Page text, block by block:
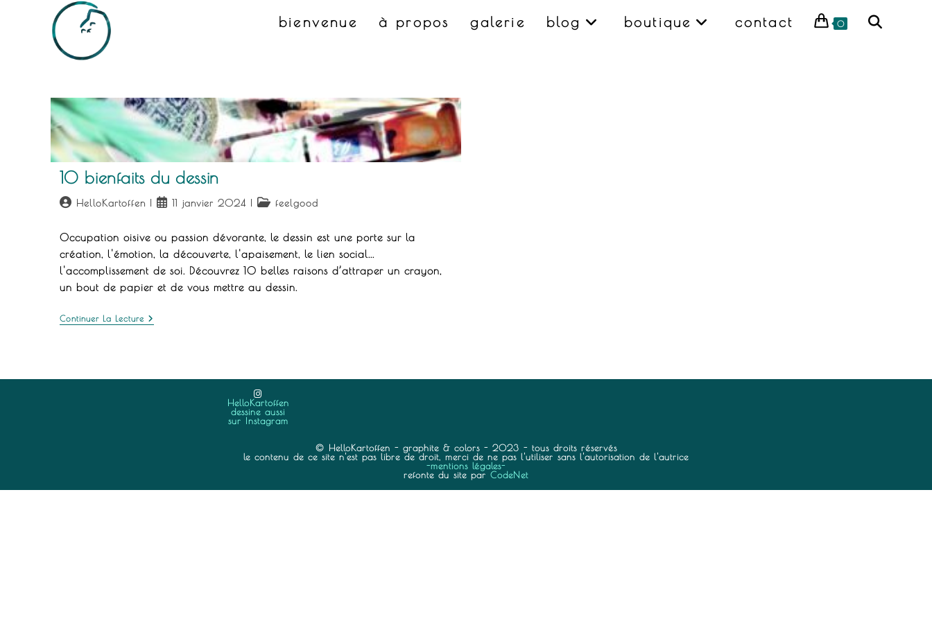
bienvenue à propos galerie blog boutique contact 0 Toggle
10 bienfaits du dessin
Auteur/autrice
la
publication :
HelloKartoffen
Publication
11 janvier 2024
Post feelgood
Occupation oisive ou passion dévorante, le dessin est une porte sur la
création, l'émotion, la découverte, l'apaisement, le lien social...
l'accomplissement de soi. Découvrez 10 belles raisons d’attraper un crayon,
un bout de papier et de vous mettre au dessin.
Continuer La Lecture10
HelloKartoffen
dessine aussi
sur Instagram
© HelloKartoffen - graphite & colors - 2023 - tous droits réservés
le contenu de ce site n'est pas libre de droit, merci de ne pas l'utiliser sans l'autorisation de l'autrice
-mentions légales-
refonte du site par CodeNet